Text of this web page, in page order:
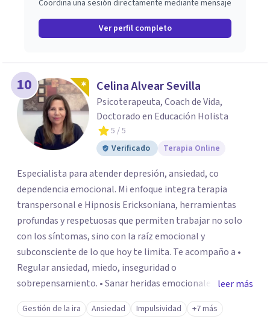
Coordina una sesión directamente mediante mensaje
Ver perfil completo
10 Celina Alvear Sevilla
Psicoterapeuta, Coach de Vida,
Doctorado en Educación Holista
5 / 5
Verificado
Terapia Online
Especialista para atender depresión, ansiedad, co
dependencia emocional. Mi enfoque integra terapia
transpersonal e Hipnosis Ericksoniana, herramientas
profundas y respetuosas que permiten trabajar no solo
con los síntomas, sino con la raíz emocional y
subconsciente de lo que hoy te limita. Te acompaño a •
Regular ansiedad, miedo, inseguridad o
sobrepensamiento. • Sanar heridas emocionales y
fortalecer tu autoestima. . Comprender por qué repites
ciertos patrones o emociones. Puedes superar lo que te
leer más
Gestión de la ira Ansiedad Impulsividad +7 más